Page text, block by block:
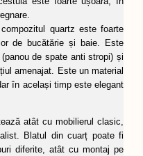
quartz este foarte
de bucătărie și baie. Este
de spate anti stropi) și
amenajat. Este un material
în același timp este elegant
atât cu mobilierul clasic,
Blatul din cuarț poate fi
diferite, atât cu montaj pe